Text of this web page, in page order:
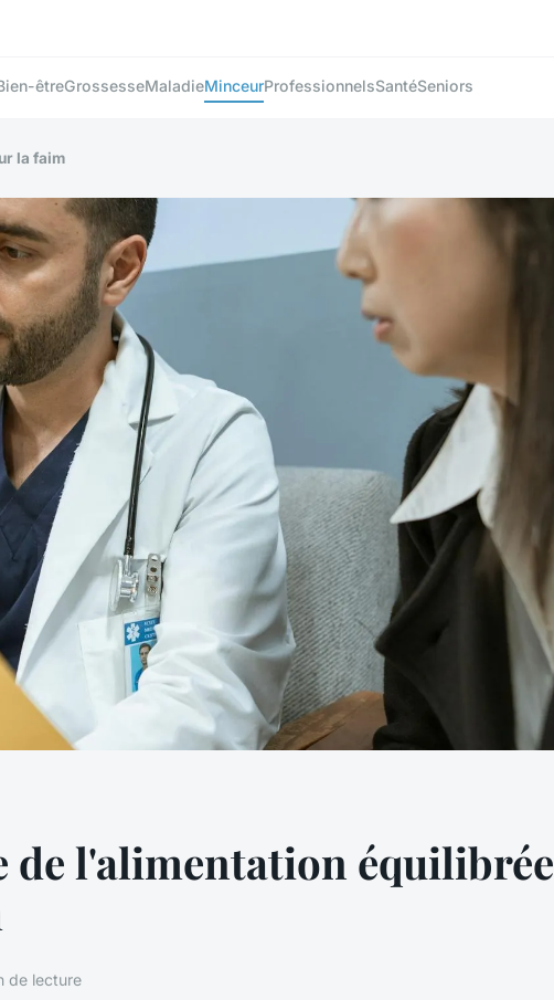
êtreGrossesseMaladieMinceurProfessionnelsSantéSeniors
la faim
de l'alimentation équilibrée
de lecture